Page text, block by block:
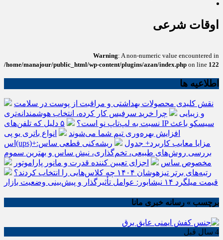
اوقات شرعی
Warning: A non-numeric value encountered in
/home/manajour/public_html/wp-content/plugins/azan/index.php on line 122
اطلاعیه ها
نقش کلیدی محصولات بهداشتی و مراقبت از پوست در سلامت
و زیبایی
چرا خرید سرفیس کار کرده، انتخاب هوشمندانه‌تری
نسبت به لپ‌تاپ نو است؟
۵ دلیل که تلفن‌های IP سیسکو باعث
افزایش بهره‌وری تیم شما می‌شوند
انواع باتری یو پی
اس(ups)+مزایا معایب کاربرد+ جدول
ریشه‌کنی قطعی ساس:
بررسی روش‌های طبیعی، تخم‌گذاری، نیش ساس و بهترین سموم
مخصوص ساس
اجزای تعیین کننده قدرت و مانور پاراموتور
رتبه‌های برتر تیزهوشان ۱۴۰۴ چه کلاس‌هایی را انتخاب کردند؟
قیمت میلگرد ۱۴ نیشابور: عوامل تأثیرگذار و پیش‌بینی وضعیت بازار
برچسب » رسانه خبری مانا
4 سال قبل